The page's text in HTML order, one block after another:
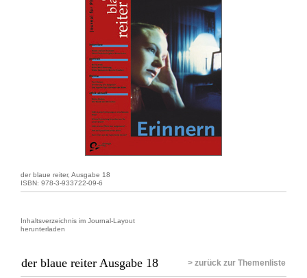
der blaue reiter, Ausgabe 18
ISBN: 978-3-933722-09-6
Inhaltsverzeichnis im Journal-Layout
herunterladen
der blaue reiter Ausgabe 18 > zurück zur Themenliste